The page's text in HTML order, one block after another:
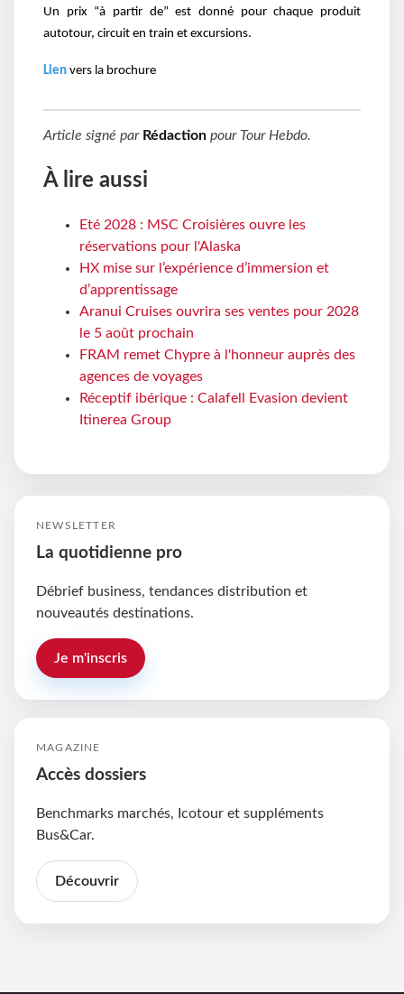
Un prix “à partir de” est donné pour chaque produit
autotour, circuit en train et excursions.
Lien vers la brochure
Article signé par Rédaction pour Tour Hebdo.
À lire aussi
Eté 2028 : MSC Croisières ouvre les
réservations pour l'Alaska
HX mise sur l’expérience d’immersion et
d’apprentissage
Aranui Cruises ouvrira ses ventes pour 2028
le 5 août prochain
FRAM remet Chypre à l'honneur auprès des
agences de voyages
Réceptif ibérique : Calafell Evasion devient
Itinerea Group
NEWSLETTER
La quotidienne pro
Débrief business, tendances distribution et
nouveautés destinations.
Je m'inscris
MAGAZINE
Accès dossiers
Benchmarks marchés, Icotour et suppléments
Bus&Car.
Découvrir